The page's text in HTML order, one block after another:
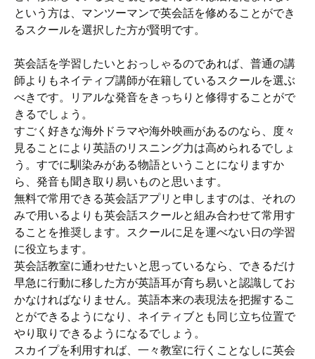
という方は、マンツーマンで英会話を修めることができ
るスクールを選択した方が賢明です。
英会話を学習したいとおっしゃるのであれば、普通の講
師よりもネイティブ講師が在籍しているスクールを選ぶ
べきです。リアルな発音をきっちりと修得することがで
きるでしょう。
すごく好きな海外ドラマや海外映画があるのなら、度々
見ることにより英語のリスニング力は高められるでしょ
う。すでに馴染みがある物語ということになりますか
ら、発音も聞き取り易いものと思います。
無料で常用できる英会話アプリと申しますのは、それの
みで用いるよりも英会話スクールと組み合わせて常用す
ることを推奨します。スクールに足を運べない日の学習
に役立ちます。
英会話教室に通わせたいと思っているなら、できるだけ
早急に行動に移した方が英語耳が育ち易いと認識してお
かなければなりません。英語本来の表現法を把握するこ
とができるようになり、ネイティブとも同じ立ち位置で
やり取りできるようになるでしょう。
スカイプを利用すれば、一々教室に行くことなしに英会